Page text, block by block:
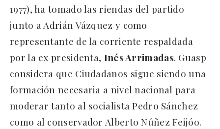
1977), ha tomado las riendas del partido
junto a Adrián Vázquez y como
representante de la corriente respaldada
por la ex presidenta, Inés Arrimadas. Guasp
considera que Ciudadanos sigue siendo una
formación necesaria a nivel nacional para
moderar tanto al socialista Pedro Sánchez
como al conservador Alberto Núñez Feijóo.